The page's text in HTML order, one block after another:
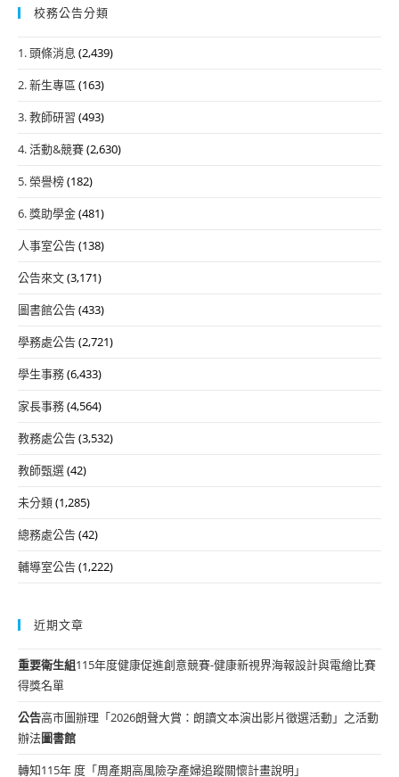
校務公告分類
1. 頭條消息 (2,439)
2. 新生專區 (163)
3. 教師研習 (493)
4. 活動&競賽(2,630)
5. 榮譽榜(182)
6. 獎助學金(481)
人事室公告(138)
公告來文(3,171)
圖書館公告(433)
學務處公告(2,721)
學生事務(6,433)
家長事務(4,564)
教務處公告(3,532)
教師甄選(42)
未分類(1,285)
總務處公告(42)
輔導室公告(1,222)
近期文章
重要衛生組115年度健康促進創意競賽-健康新視界海報設計與電繪比賽
得獎名單
公告高市圖辦理「2026朗聲大賞：朗讀文本演出影片徵選活動」之活動
辦法圖書館
轉知115年 度「周產期高風險孕產婦追蹤關懷計畫說明」